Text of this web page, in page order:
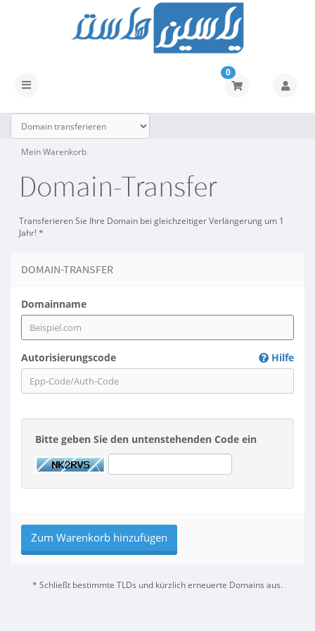
Navigation
0
Mein Warenkorb
Domain-Transfer
Transferieren Sie Ihre Domain bei gleichzeitiger Verlängerung um 1
Jahr! *
DOMAIN-TRANSFER
Domainname
Autorisierungscode Hilfe
Bitte geben Sie den untenstehenden Code ein
Zum Warenkorb hinzufügen
* Schließt bestimmte TLDs und kürzlich erneuerte Domains aus.